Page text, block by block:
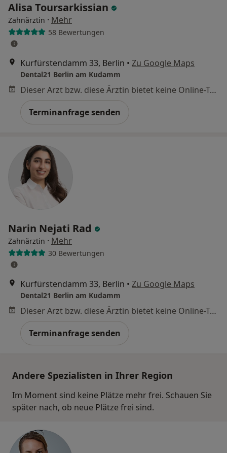
Alisa Toursarkissian
Zahnärztin · Mehr
58 Bewertungen
Kurfürstendamm 33, Berlin • Zu Google Maps
Dental21 Berlin am Kudamm
Dieser Arzt bzw. diese Ärztin bietet keine Online-Terminbuchung an diesem Standort an.
Terminanfrage senden
Narin Nejati Rad
Zahnärztin · Mehr
30 Bewertungen
Kurfürstendamm 33, Berlin • Zu Google Maps
Dental21 Berlin am Kudamm
Dieser Arzt bzw. diese Ärztin bietet keine Online-Terminbuchung an diesem Standort an.
Terminanfrage senden
Andere Spezialisten in Ihrer Region
Im Moment sind keine Plätze mehr frei. Schauen Sie
später nach, ob neue Plätze frei sind.